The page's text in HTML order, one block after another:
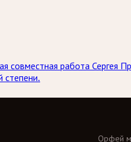
совместная работа Сергея
степени.
Орфей